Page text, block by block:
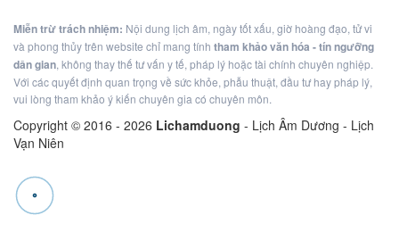
Miễn trừ trách nhiệm: Nội dung lịch âm, ngày tốt xấu, giờ hoàng đạo, tử vi
và phong thủy trên website chỉ mang tính tham khảo văn hóa - tín ngưỡng
dân gian, không thay thế tư vấn y tế, pháp lý hoặc tài chính chuyên nghiệp.
Với các quyết định quan trọng về sức khỏe, phẫu thuật, đầu tư hay pháp lý,
vui lòng tham khảo ý kiến chuyên gia có chuyên môn.
Copyright © 2016 - 2026 Lichamduong - Lịch Âm Dương - Lịch
Vạn Niên